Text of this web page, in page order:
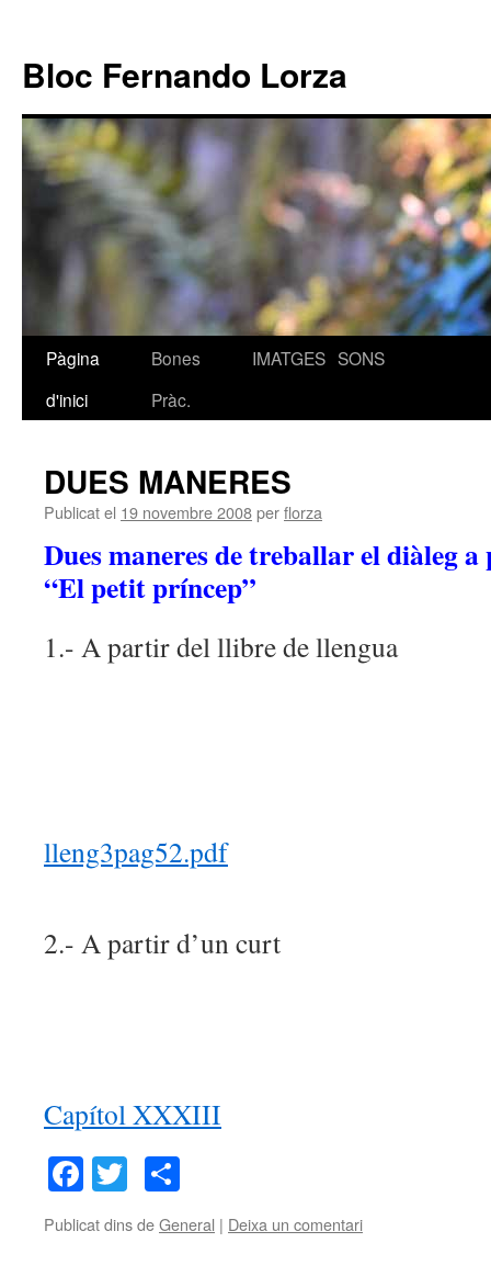
Bloc Fernando Lorza
Vés
Pàgina
d'inici
Bones
Pràc.
IMATGES SONS
DUES MANERES
Publicat el 19 novembre 2008perflorza
Dues maneres de treballar el diàleg
“El petit príncep”
1.- A partir del llibre de llengua
lleng3pag52.pdf
2.- A partir d’un curt
Capítol XXXIII
Facebook
Twitter
Publicat dins deGeneral | Deixa un comentari